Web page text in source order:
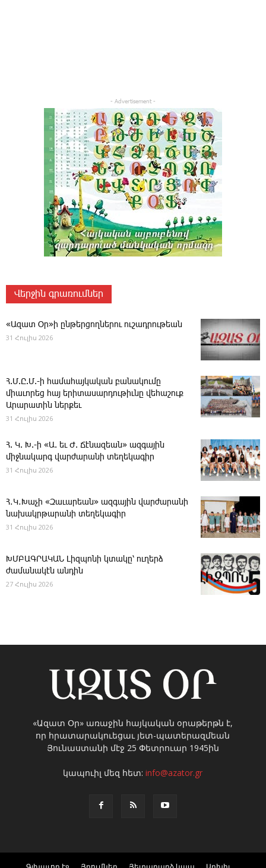
- Advertisement -
Վերջին գրառումներ
«Ազատ Օր»ի ընթերցողներու ուշադրութեան
31 Հուլիս 2026
Հ.Մ.Ը.Մ.-ի համահայկական բանակումը
միաւորեց հայ երիտասարդութիւնը վեհաշուք
Արարատին ներքեւ
31 Հուլիս 2026
Հ. Կ. Խ.-ի «Ա. եւ Ժ. ­Ճէնազեան» ազգային
միջնակարգ վարժարանի տեղեկագիր
31 Հուլիս 2026
Հ․Կ․Խաչի «Զաւարեան» ազգային վարժարանի
նախակրթարանի տեղեկագիր
31 Հուլիս 2026
ԽՄԲԱԳՐԱԿԱՆ ­Լիզպոնի կտակը՝ ուղերձ
ժամանակէն անդին
27 Հուլիս 2026
«Ազատ Օր» առաջին հայկական օրաթերթն է,
որ հրատարակուեցաւ յետ-պատերազմեան
Յունաստանի մէջ 25 Փետրուար 1945ին
կապուիլ մեզ հետ:info@azator.gr